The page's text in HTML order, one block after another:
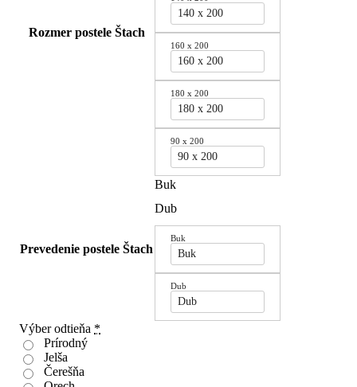
Rozmer postele Štach
140 x 200
160 x 200
160 x 200
180 x 200
180 x 200
90 x 200
90 x 200
Prevedenie postele Štach
Buk
Dub
Buk
Buk
Dub
Dub
Výber odtieňa *
Prírodný
Jelša
Čerešňa